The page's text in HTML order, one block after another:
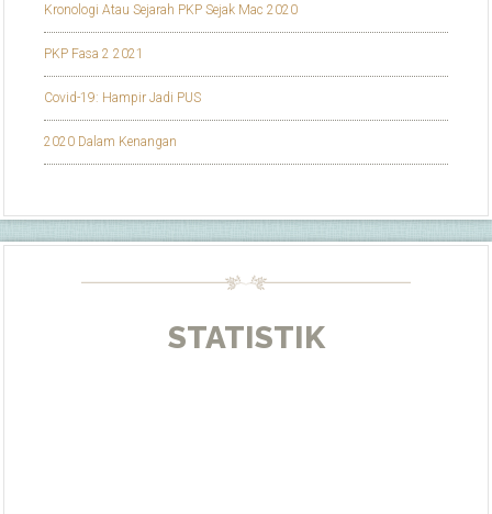
Kronologi Atau Sejarah PKP Sejak Mac 2020
PKP Fasa 2 2021
Covid-19: Hampir Jadi PUS
2020 Dalam Kenangan
STATISTIK